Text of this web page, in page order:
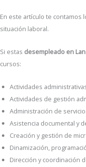
En este artículo te contamos
situación laboral.
Si estas desempleado en
cursos:
Actividades
Actividades de gestión
Administración de
Asistencia documental y
Creación y gestión de
Dinamización,
Dirección y coordinación